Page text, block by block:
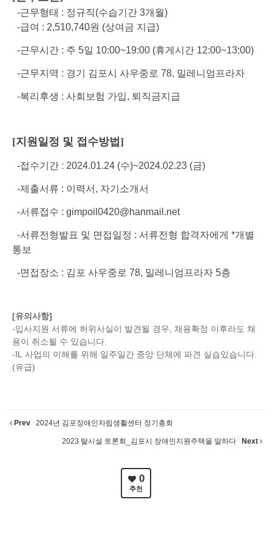
-근무형태 : 정규직(수습기간 3개월)
-급여 : 2,510,740원 (상여금 지급)
-근무시간 : 주 5일 10:00~19:00 (휴게시간 12:00~13:00)
-근무지역 : 경기 김포시 사우중로 78, 밀레니엄프라자
-복리후생 : 사회보험 가입, 퇴직금지급
[지원일정 및 접수방법]
-접수기간 : 2024.01.24 (수)~2024.02.23 (금)
-제출서류 : 이력서, 자기소개서
-서류접수 : gimpoil0420@hanmail.net
-서류전형발표 및 면접일정 : 서류전형 합격자에게 *개별
통보
-면접장소 : 김포 사우중로 78, 밀레니엄프라자 5층
[유의사항]
-입사지원 서류에 허위사실이 발견될 경우, 채용확정 이후라도 채
용이 취소될 수 있습니다.
-IL 사업의 이해를 위해 일주일간 중앙 단체에 파견 실습있습니다.
(유급)
Prev 2024년 김포장애인자립생활센터 정기총회
2023 탈시설 토론회_김포시 장애인지원주택을 말하다 Next
0
추천